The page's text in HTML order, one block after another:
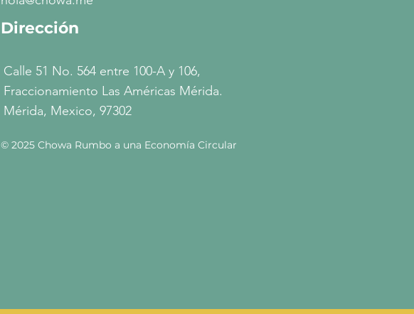
Dirección
Calle 51 No. 564 entre 100-A y 106,
Fraccionamiento Las Américas Mérida.
Mérida, Mexico, 97302
© 2025 Chowa Rumbo a una Economía Circular